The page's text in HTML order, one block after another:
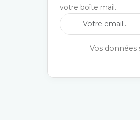
votre boîte mail.
Vos données